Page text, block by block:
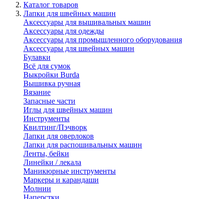
Каталог товаров
Лапки для швейных машин
Аксессуары для вышивальных машин
Аксессуары для одежды
Аксессуары для промышленного оборудования
Аксессуары для швейных машин
Булавки
Всё для сумок
Выкройки Burda
Вышивка ручная
Вязание
Запасные части
Иглы для швейных машин
Инструменты
Квилтинг/Пэчворк
Лапки для оверлоков
Лапки для распошивальных машин
Ленты, бейки
Линейки / лекала
Маникюрные инструменты
Маркеры и карандаши
Молнии
Наперстки